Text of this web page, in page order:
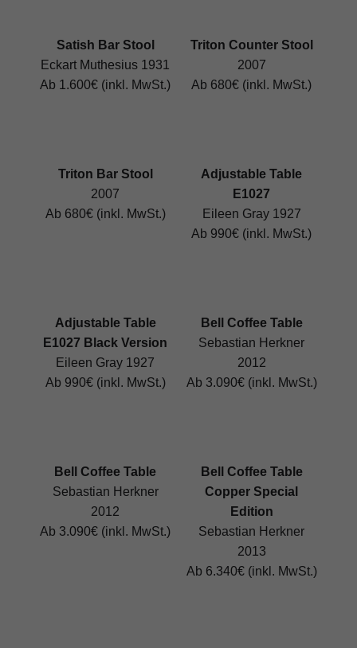
Satish Bar Stool
Eckart Muthesius 1931
Ab 1.600€ (inkl. MwSt.)
Triton Counter Stool
2007
Ab 680€ (inkl. MwSt.)
Triton Bar Stool
2007
Ab 680€ (inkl. MwSt.)
Adjustable Table
E1027
Eileen Gray 1927
Ab 990€ (inkl. MwSt.)
Adjustable Table
E1027 Black Version
Eileen Gray 1927
Ab 990€ (inkl. MwSt.)
Bell Coffee Table
Sebastian Herkner
2012
Ab 3.090€ (inkl. MwSt.)
Bell Coffee Table
Sebastian Herkner
2012
Ab 3.090€ (inkl. MwSt.)
Bell Coffee Table
Copper Special
Edition
Sebastian Herkner
2013
Ab 6.340€ (inkl. MwSt.)